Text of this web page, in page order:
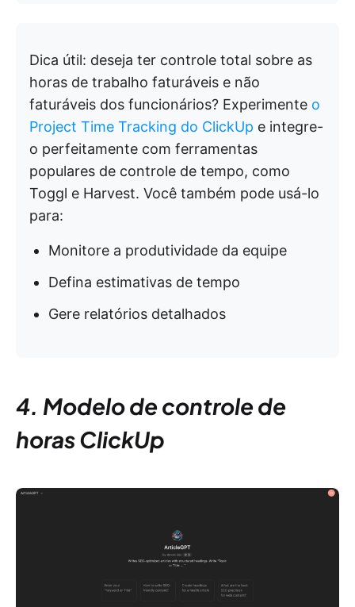
Dica útil: deseja ter controle total sobre as
horas de trabalho faturáveis e não
faturáveis dos funcionários? Experimente o
Project Time Tracking do ClickUp e integre-
o perfeitamente com ferramentas
populares de controle de tempo, como
Toggl e Harvest. Você também pode usá-lo
para:
Monitore a produtividade da equipe
Defina estimativas de tempo
Gere relatórios detalhados
4. Modelo de controle de
horas ClickUp